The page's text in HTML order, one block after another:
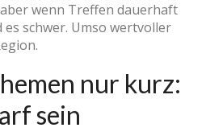
wenn Treffen dauerhaft
schwer. Umso wertvoller
nur kurz:
sein